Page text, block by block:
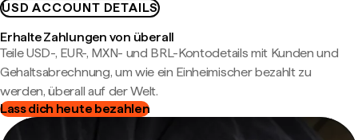
USD ACCOUNT DETAILS
Erhalte Zahlungen von überall
Teile USD-, EUR-, MXN- und BRL-Kontodetails mit Kunden und
Gehaltsabrechnung, um wie ein Einheimischer bezahlt zu
werden, überall auf der Welt.
Lass dich heute bezahlen